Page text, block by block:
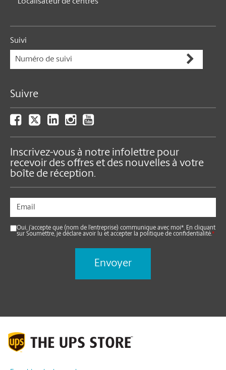
Suivi
Suivre
Inscrivez-vous à notre infolettre pour
recevoir des offres et des nouvelles à votre
boîte de réception.
Oui, j’accepte que (nom de l’entreprise) communique avec moi*. En cliquant
sur Soumettre, je déclare avoir lu et accepter la politique de confidentialité.*